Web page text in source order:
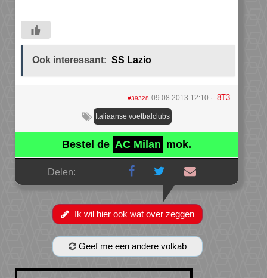
Ook interessant: SS Lazio
#39328 09.08.2013 12:10 8T3
Italiaanse voetbalclubs
Bestel de AC Milan mok.
Delen:
Ik wil hier ook wat over zeggen
Geef me een andere volkab